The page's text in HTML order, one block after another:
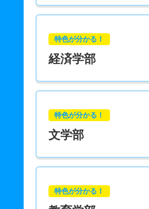
特色が分かる！
経済学部
特色が分かる！
文学部
特色が分かる！